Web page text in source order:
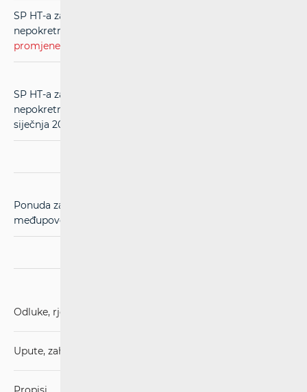
SP HT-a za usluge međupovezivanja u mreži
nepokretnih komunikacija (RIO) (
promjene
SP HT-a za usluge međupovezivanja u mreži
nepokretnih komunikacija (RIO) (u primjeni od 01.
siječnja 2013.)
Ponuda za kolokacijske usluge HT-a za potrebe
međupovezivanja
Odluke, rješenja i presude
Upute, zahtjevi i obrasci